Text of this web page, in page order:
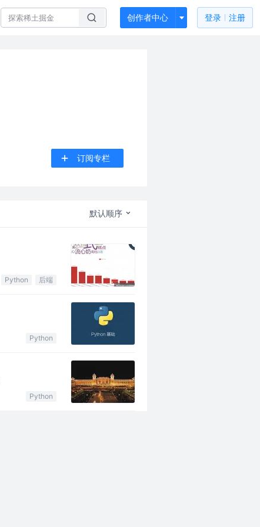
创作者中心 登录 注册
订阅专栏
默认顺序
Python 后端
Python
Python